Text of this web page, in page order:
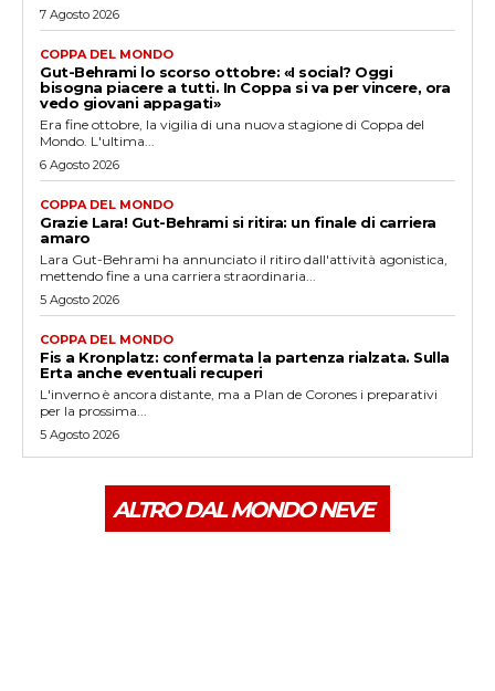
7 Agosto 2026
COPPA DEL MONDO
Gut-Behrami lo scorso ottobre: «I social? Oggi
bisogna piacere a tutti. In Coppa si va per vincere, ora
vedo giovani appagati»
Era fine ottobre, la vigilia di una nuova stagione di Coppa del
Mondo. L'ultima...
6 Agosto 2026
COPPA DEL MONDO
Grazie Lara! Gut-Behrami si ritira: un finale di carriera
amaro
Lara Gut-Behrami ha annunciato il ritiro dall'attività agonistica,
mettendo fine a una carriera straordinaria...
5 Agosto 2026
COPPA DEL MONDO
Fis a Kronplatz: confermata la partenza rialzata. Sulla
Erta anche eventuali recuperi
L'inverno è ancora distante, ma a Plan de Corones i preparativi
per la prossima...
5 Agosto 2026
ALTRO DAL MONDO NEVE